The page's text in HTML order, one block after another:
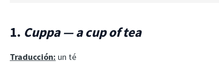
1. Cuppa — a cup of tea
Traducción: un té